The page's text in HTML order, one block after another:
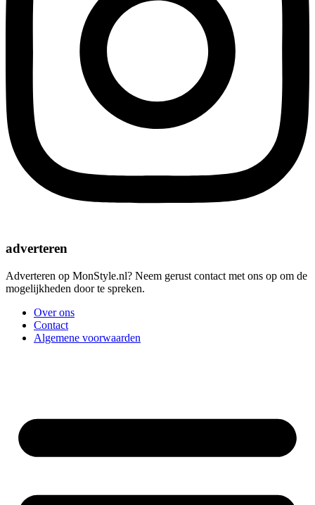
adverteren
Adverteren op MonStyle.nl? Neem gerust contact met ons op om de
mogelijkheden door te spreken.
Over ons
Contact
Algemene voorwaarden